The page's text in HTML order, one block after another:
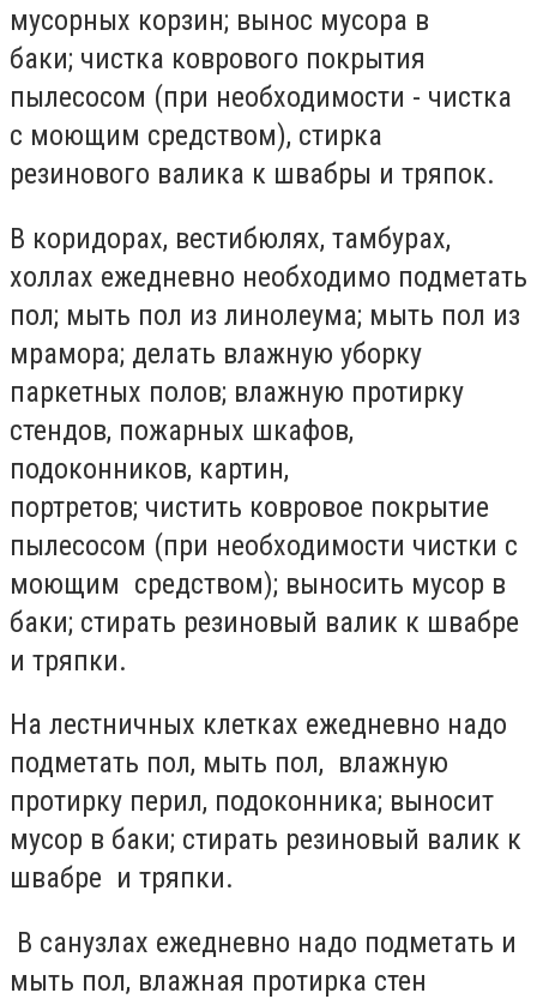
мусорных корзин; вынос мусора в
баки; чистка коврового покрытия
пылесосом (при необходимости - чистка
с моющим средством), стирка
резинового валика к швабры и тряпок.
В коридорах, вестибюлях, тамбурах,
холлах ежедневно необходимо подметать
пол; мыть пол из линолеума; мыть пол из
мрамора; делать влажную уборку
паркетных полов; влажную протирку
стендов, пожарных шкафов,
подоконников, картин,
портретов; чистить ковровое покрытие
пылесосом (при необходимости чистки с
моющим средством); выносить мусор в
баки; стирать резиновый валик к швабре
и тряпки.
На лестничных клетках ежедневно надо
подметать пол, мыть пол, влажную
протирку перил, подоконника; выносит
мусор в баки; стирать резиновый валик к
швабре и тряпки.
В санузлах ежедневно надо подметать и
мыть пол, влажная протирка стен